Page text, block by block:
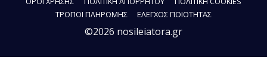
ΤΡΟΠΟΙ ΠΛΗΡΩΜΗΣ
ΕΛΕΓΧΟΣ ΠΟΙΟΤΗΤΑΣ
©2026 nosileiatora.gr